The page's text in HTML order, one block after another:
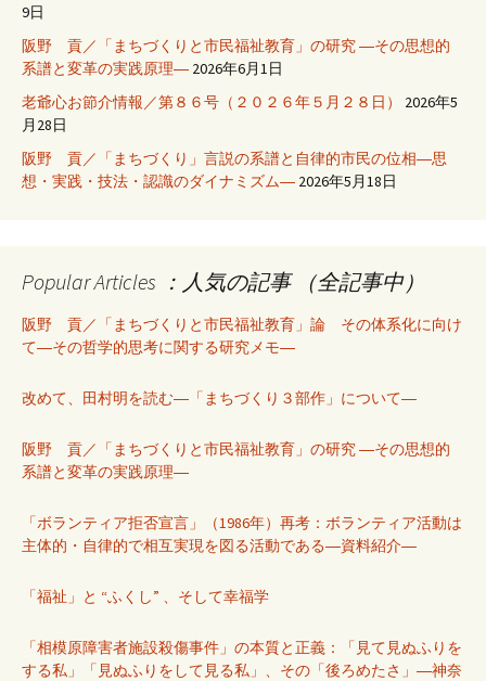
9日
阪野 貢／「まちづくりと市民福祉教育」の研究 ―その思想的
系譜と変革の実践原理― 2026年6月1日
老爺心お節介情報／第８６号（２０２６年５月２８日）
2026年5
月28日
阪野 貢／「まちづくり」言説の系譜と自律的市民の位相―思
想・実践・技法・認識のダイナミズム― 2026年5月18日
Popular Articles ：人気の記事 （全記事中）
阪野 貢／「まちづくりと市民福祉教育」論 その体系化に向け
て―その哲学的思考に関する研究メモ―
改めて、田村明を読む―「まちづくり３部作」について―
阪野 貢／「まちづくりと市民福祉教育」の研究 ―その思想的
系譜と変革の実践原理―
「ボランティア拒否宣言」（1986年）再考：ボランティア活動は
主体的・自律的で相互実現を図る活動である―資料紹介―
「福祉」と “ふくし” 、そして幸福学
「相模原障害者施設殺傷事件」の本質と正義：「見て見ぬふりを
する私」「見ぬふりをして見る私」、その「後ろめたさ」―神奈